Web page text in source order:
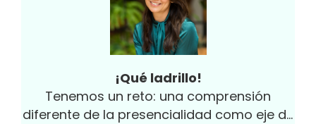
¡Qué ladrillo!
Tenemos un reto: una comprensión
diferente de la presencialidad como eje de